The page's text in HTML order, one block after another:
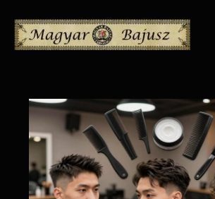
content